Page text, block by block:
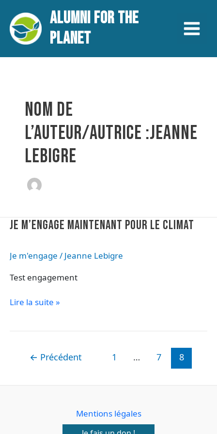
contenu
ALUMNI FOR THE
PLANET
Menu
NOM DE
L’AUTEUR/AUTRICE :JEANNE
LEBIGRE
JE M’ENGAGE MAINTENANT POUR LE CLIMAT
Je m'engage / Jeanne Lebigre
Test engagement
Je
pour
climat
Lire la suite »
d’article
← Précédent 1 … 7 8
Mentions légales